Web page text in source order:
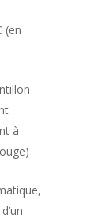
(en
à